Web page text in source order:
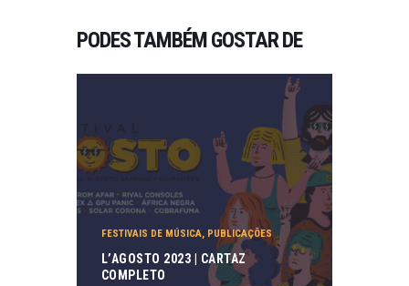
PODES TAMBÉM GOSTAR DE
FESTIVAIS DE MÚSICA, PUBLICAÇÕES
L’AGOSTO 2023 | CARTAZ
COMPLETO